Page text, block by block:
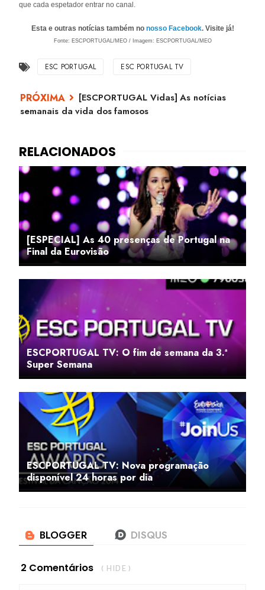
que cada espetador entrar no canal.
Esta e outras notícias também no nosso Facebook. Visite já!
Fonte: ESCPORTUGAL/MEO / Imagem: ESCPORTUGAL/MEO
ESC PORTUGAL ESC PORTUGAL TV
[ESCPORTUGAL Vidas] As notícias
semanais da vida dos famosos
[ESPECIAL] As 40 presenças de Portugal na
Final da Eurovisão
ESCPORTUGAL TV: O fim de semana da 3.ª
Super Semana
ESCPORTUGAL TV: Nova programação
disponível 24 horas por dia
2 Comentários ( HIDE )